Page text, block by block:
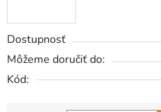
Dostupnosť
Môžeme doručiť do:
Kód: